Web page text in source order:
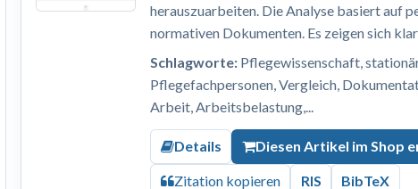
herauszuarbeiten. Die Analyse basiert auf
normativen Dokumenten. Es zeigen sich
Schlagworte: Pflegewissenschaft,
Pflegefachpersonen, Vergleich,
Arbeit, Arbeitsbelastung,...
Details Diesen Artikel im Shop
Zitation kopieren RIS BibTeX